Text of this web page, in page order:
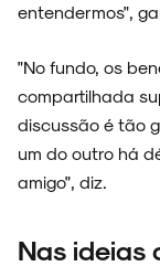
entendermos",
"No fundo, os
compartilhada
discussão é tão
um do outro há
amigo", diz.
Nas ideias